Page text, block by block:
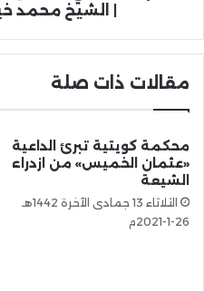
| الشيخ محمد
مقالات ذات صلة
محكمة كويتية تبرئ الداعية
«عثمان الخميس» من ازدراء
الشيعة
الثلاثاء 13 جمادى الآخرة 1442هـ
26-1-2021م